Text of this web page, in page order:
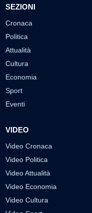
SEZIONI
Cronaca
Politica
Attualità
Cultura
Economia
Sport
Eventi
VIDEO
Video Cronaca
Video Politica
Video Attualità
Video Economia
Video Cultura